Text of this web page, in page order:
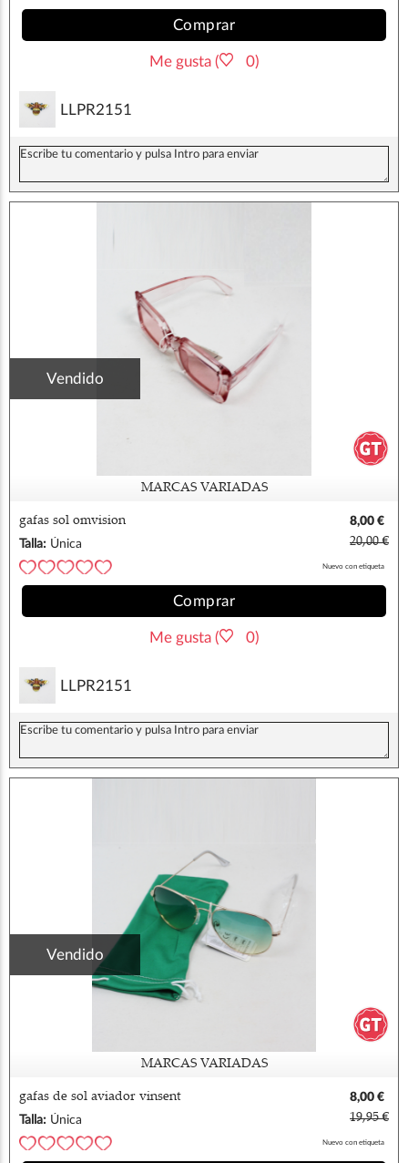
Comprar
Me gusta ( 0)
LLPR2151
Vendido
MARCAS VARIADAS
gafas sol omvision
8,00 €
Talla: Única 20,00 €
Nuevo con etiqueta
Comprar
Me gusta ( 0)
LLPR2151
Vendido
MARCAS VARIADAS
gafas de sol aviador vinsent
8,00 €
Talla: Única 19,95 €
Nuevo con etiqueta